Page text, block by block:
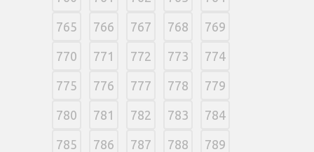
765 766 767 768 769
770 771 772 773 774
775 776 777 778 779
780 781 782 783 784
785 786 787 788 789